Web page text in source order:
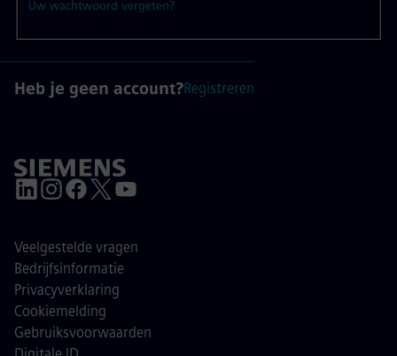
Uw wachtwoord vergeten?
Heb je geen account?Registreren
Veelgestelde vragen
Bedrijfsinformatie
Privacyverklaring
Cookiemelding
Gebruiksvoorwaarden